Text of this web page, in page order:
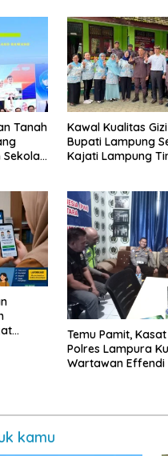
Tanah
Sekolah
Kawal Kualitas
Bupati Lampung
Kajati Lampung
Temu Pamit,
Polres Lampura
Wartawan Effendi
kamu